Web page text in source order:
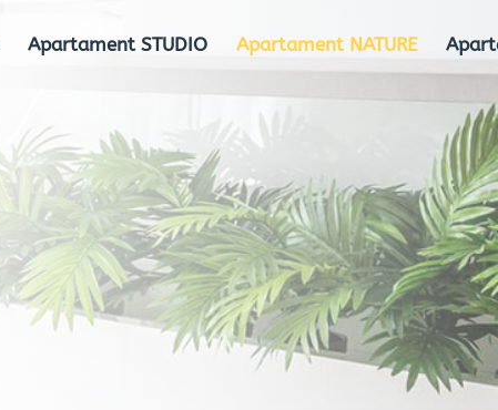
Apartament STUDIO Apartament NATURE